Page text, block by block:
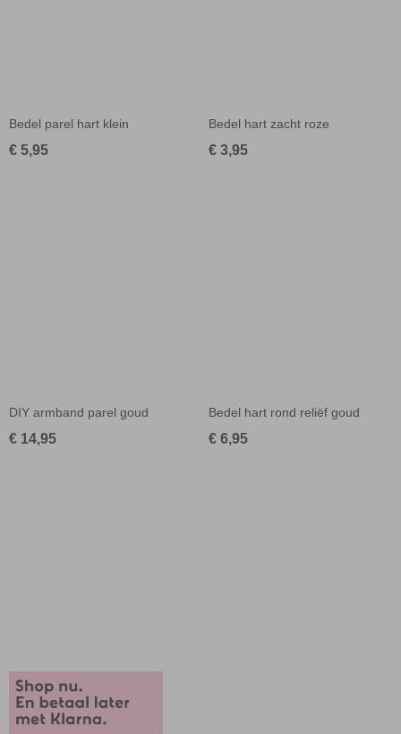
Bedel parel hart klein
€ 5,95
Bedel hart zacht roze
€ 3,95
DIY armband parel goud
€ 14,95
Bedel hart rond reliëf goud
€ 6,95